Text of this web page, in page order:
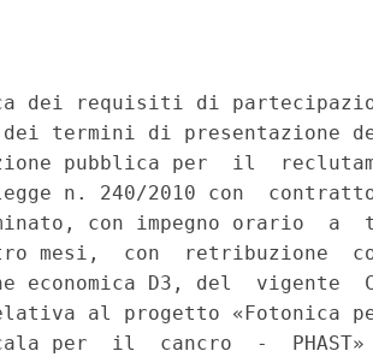
dei requisiti di
termini di presentazione
pubblica per  il
n. 240/2010 con
con impegno orario  a
mesi,  con  retribuzione
economica D3, del  vigente
al progetto «Fotonica
per  il  cancro  -